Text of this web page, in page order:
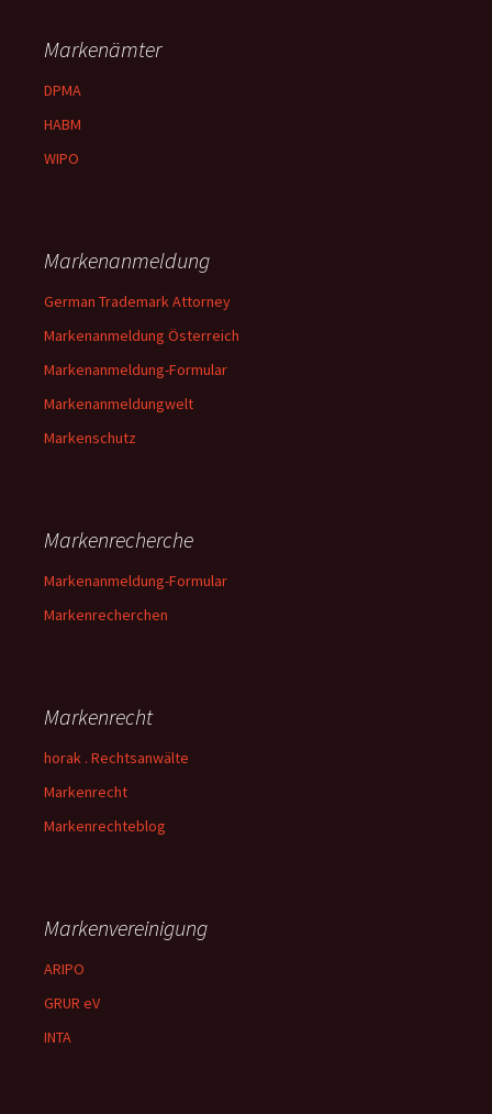
Markenämter
DPMA
HABM
WIPO
Markenanmeldung
German Trademark Attorney
Markenanmeldung Österreich
Markenanmeldung-Formular
Markenanmeldungwelt
Markenschutz
Markenrecherche
Markenanmeldung-Formular
Markenrecherchen
Markenrecht
horak . Rechtsanwälte
Markenrecht
Markenrechteblog
Markenvereinigung
ARIPO
GRUR eV
INTA